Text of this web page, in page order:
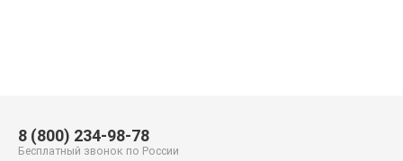
8 (800) 234-98-78
Бесплатный звонок по России